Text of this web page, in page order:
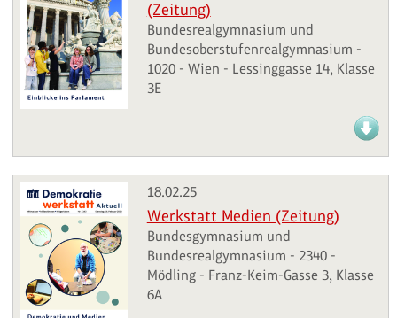
(Zeitung)
Bundesrealgymnasium und
Bundesoberstufenrealgymnasium -
1020 - Wien - Lessinggasse 14, Klasse
3E
18.02.25
Werkstatt Medien (Zeitung)
Bundesgymnasium und
Bundesrealgymnasium - 2340 -
Mödling - Franz-Keim-Gasse 3, Klasse
6A